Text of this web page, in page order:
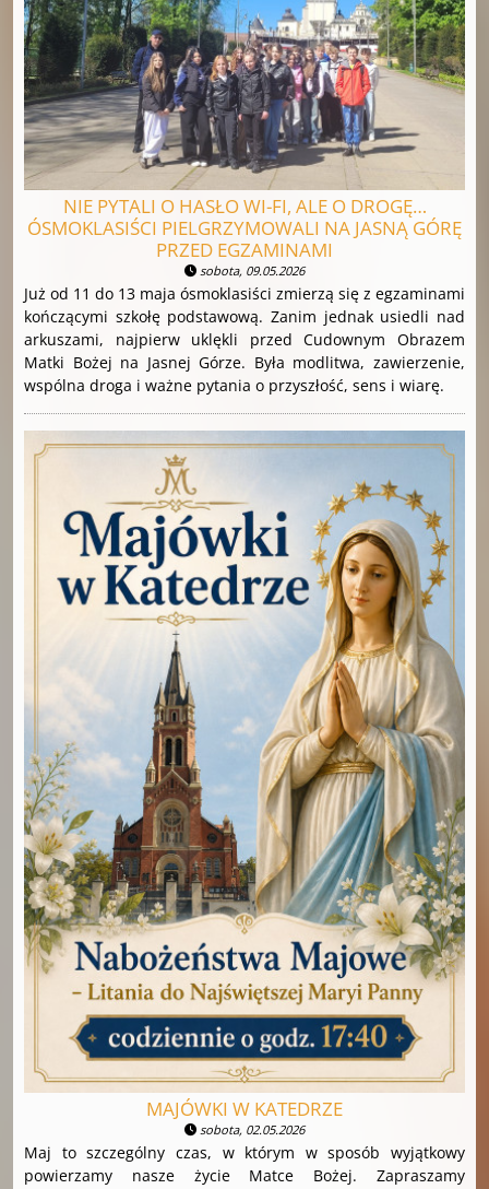
NIE PYTALI O HASŁO WI-FI, ALE O DROGĘ…
ÓSMOKLASIŚCI PIELGRZYMOWALI NA JASNĄ GÓRĘ
PRZED EGZAMINAMI
sobota, 09.05.2026
Już od 11 do 13 maja ósmoklasiści zmierzą się z egzaminami
kończącymi szkołę podstawową. Zanim jednak usiedli nad
arkuszami, najpierw uklękli przed Cudownym Obrazem
Matki Bożej na Jasnej Górze. Była modlitwa, zawierzenie,
wspólna droga i ważne pytania o przyszłość, sens i wiarę.
MAJÓWKI W KATEDRZE
sobota, 02.05.2026
Maj to szczególny czas, w którym w sposób wyjątkowy
powierzamy nasze życie Matce Bożej. Zapraszamy